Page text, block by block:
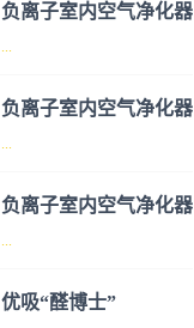
负离子室内空气净化器
...
般包括PM2.5、粉尘、花粉、
高空气清洁度的效果。主要功
负离子室内空气净化器
...
般包括PM2.5、粉尘、花粉、
负离子室内空气净化器
...
优吸“醛博士”